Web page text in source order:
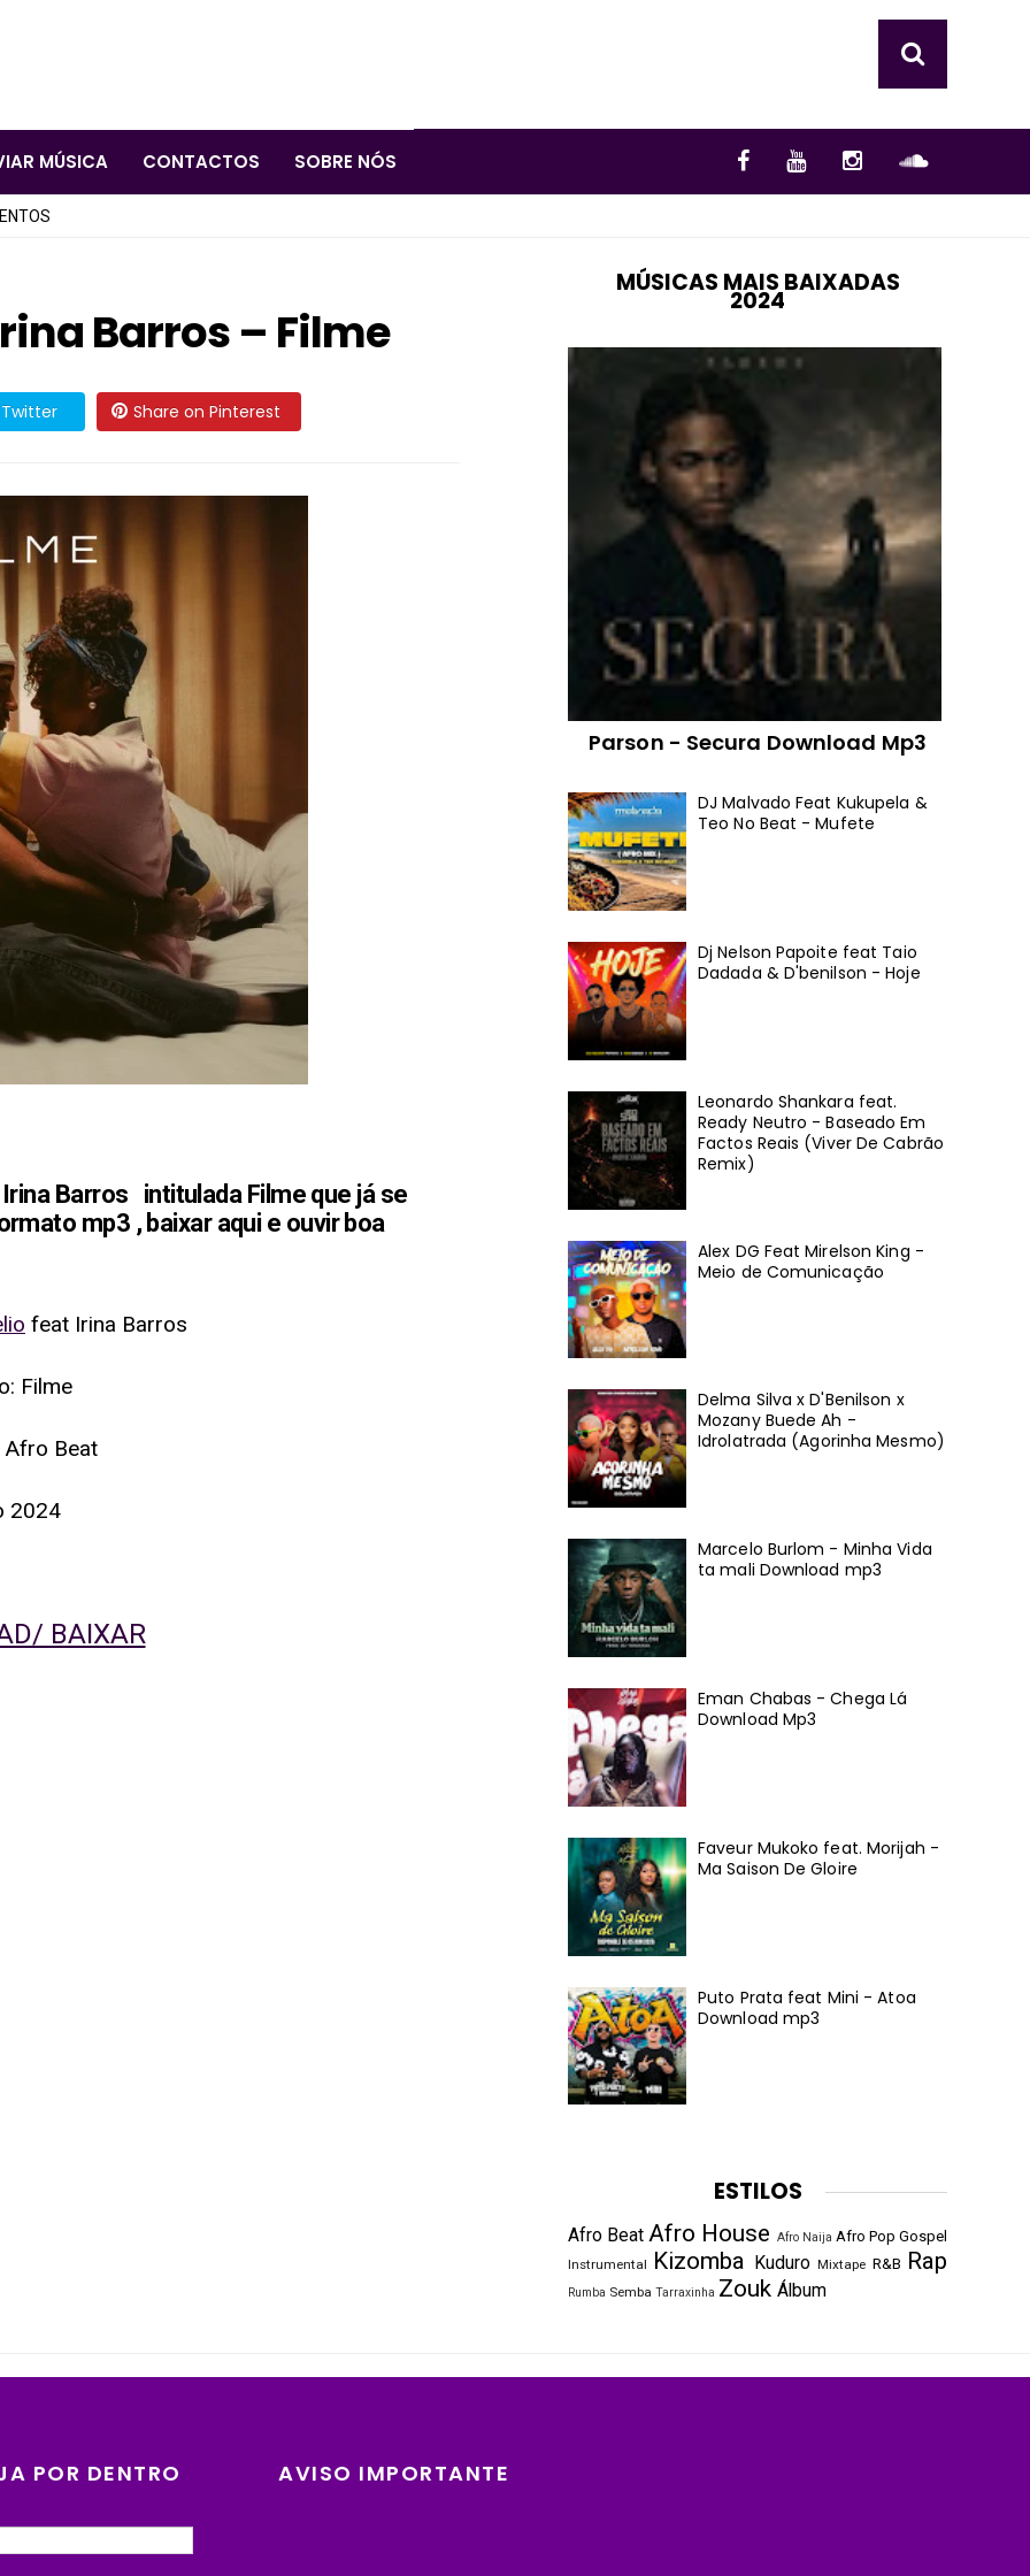
MÚSICA CONTACTOS SOBRE NÓS
Barros – Filme
Share on Pinterest
Barros intitulada Filme que já se
mp3 , baixar aqui e ouvir boa
feat Irina Barros
Filme
Afro Beat
2024
BAIXAR
MÚSICAS MAIS BAIXADAS
2024
Parson - Secura Download Mp3
DJ Malvado Feat Kukupela &
Teo No Beat - Mufete
Dj Nelson Papoite feat Taio
Dadada & D'benilson - Hoje
Leonardo Shankara feat.
Ready Neutro - Baseado Em
Factos Reais (Viver De Cabrão
Remix)
Alex DG Feat Mirelson King -
Meio de Comunicação
Delma Silva x D'Benilson x
Mozany Buede Ah -
Idrolatrada (Agorinha Mesmo)
Marcelo Burlom - Minha Vida
ta mali Download mp3
Eman Chabas - Chega Lá
Download Mp3
Faveur Mukoko feat. Morijah -
Ma Saison De Gloire
Puto Prata feat Mini - Atoa
Download mp3
ESTILOS
Afro Beat Afro House Afro Naija Afro Pop Gospel
Instrumental Kizomba Kuduro Mixtape R&B Rap
Rumba Semba Tarraxinha Zouk Álbum
POR DENTRO AVISO IMPORTANTE